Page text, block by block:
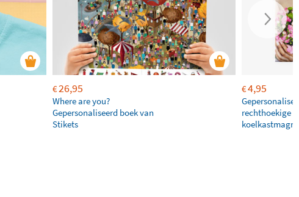
€26,95
Where are you?
Gepersonaliseerd boek van
Stikets
€4,95
rechthoekige